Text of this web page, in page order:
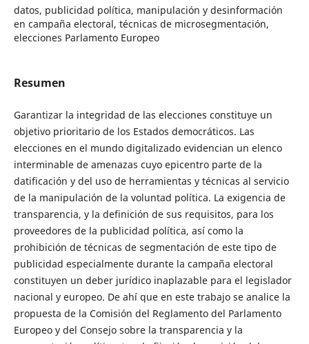
datos, publicidad política, manipulación y desinformación
en campaña electoral, técnicas de microsegmentación,
elecciones Parlamento Europeo
Resumen
Garantizar la integridad de las elecciones constituye un
objetivo prioritario de los Estados democráticos. Las
elecciones en el mundo digitalizado evidencian un elenco
interminable de amenazas cuyo epicentro parte de la
datificación y del uso de herramientas y técnicas al servicio
de la manipulación de la voluntad política. La exigencia de
transparencia, y la definición de sus requisitos, para los
proveedores de la publicidad política, así como la
prohibición de técnicas de segmentación de este tipo de
publicidad especialmente durante la campaña electoral
constituyen un deber jurídico inaplazable para el legislador
nacional y europeo. De ahí que en este trabajo se analice la
propuesta de la Comisión del Reglamento del Parlamento
Europeo y del Consejo sobre la transparencia y la